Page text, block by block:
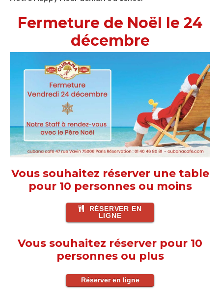
Fermeture de Noël le 24
décembre
Vous souhaitez réserver une table
pour 10 personnes ou moins
RÉSERVER EN
LIGNE
Vous souhaitez réserver pour 10
personnes ou plus
Réserver en ligne